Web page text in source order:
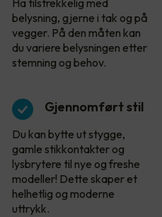
Ha tilstrekkelig med
belysning, gjerne i tak og på
vegger. På den måten kan
du variere belysningen etter
stemning og behov.
Gjennomført stil
Du kan bytte ut stygge,
gamle stikkontakter og
lysbrytere til nye og freshe
modeller! Dette skaper et
helhetlig og moderne
uttrykk.